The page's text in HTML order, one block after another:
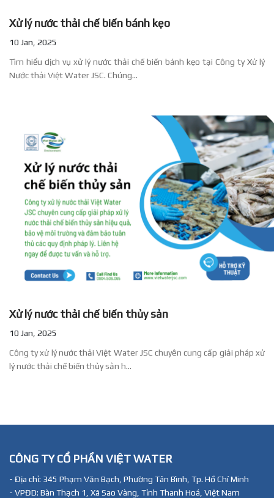
Xử lý nước thải chế biến bánh kẹo
10 Jan, 2025
Tìm hiểu dịch vụ xử lý nước thải chế biến bánh kẹo tại Công ty Xử lý
Nước thải Việt Water JSC. Chúng...
Xử lý nước thải chế biến thủy sản
10 Jan, 2025
Công ty xử lý nước thải Việt Water JSC chuyên cung cấp giải pháp xử
lý nước thải chế biến thủy sản h...
CÔNG TY CỔ PHẦN VIỆT WATER
- Địa chỉ: 345 Phạm Văn Bạch, Phường Tân Bình, Tp. Hồ Chí Minh
- VPĐD: Bàn Thạch 1, Xã Sao Vàng, Tỉnh Thanh Hoá, Việt Nam